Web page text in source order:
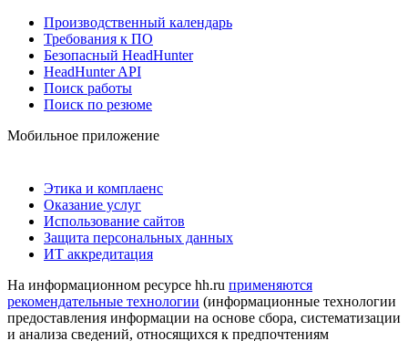
Производственный календарь
Требования к ПО
Безопасный HeadHunter
HeadHunter API
Поиск работы
Поиск по резюме
Мобильное приложение
Этика и комплаенс
Оказание услуг
Использование сайтов
Защита персональных данных
ИТ аккредитация
На информационном ресурсе hh.ru применяются
рекомендательные технологии (информационные технологии
предоставления информации на основе сбора, систематизации
и анализа сведений, относящихся к предпочтениям